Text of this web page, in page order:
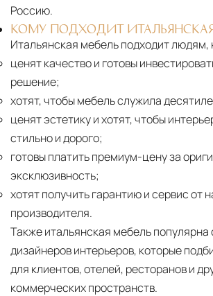
Россию.
КОМУ ПОДХОДИТ ИТАЛЬЯНСКАЯ
Итальянская мебель подходит людям,
ценят качество и готовы
решение;
хотят, чтобы мебель служила
ценят эстетику и хотят, чтобы
стильно и дорого;
готовы платить премиум-цену за
эксклюзивность;
хотят получить гарантию и сервис от
производителя.
Также итальянская мебель популярна
дизайнеров интерьеров, которые
для клиентов, отелей, ресторанов и
коммерческих пространств.